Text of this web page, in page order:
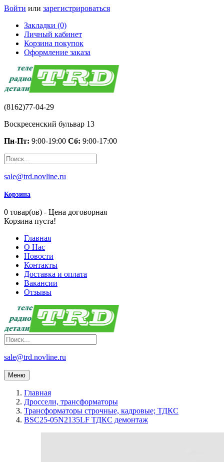
Войти или зарегистрироваться
Закладки (0)
Личный кабинет
Корзина покупок
Оформление заказа
(8162)77-04-29
Воскресенский бульвар 13
Пн-Пт: 9:00-19:00 Сб: 9:00-17:00
sale@trd.novline.ru
Корзина
0 товар(ов) - Цена договорная
Корзина пуста!
Главная
О Нас
Новости
Контакты
Доставка и оплата
Вакансии
Отзывы
sale@trd.novline.ru
Меню
Главная
Дроссели, трансформаторы
Трансформаторы строчные, кадровые; ТДКС
BSC25-05N2135LF ТДКС демонтаж